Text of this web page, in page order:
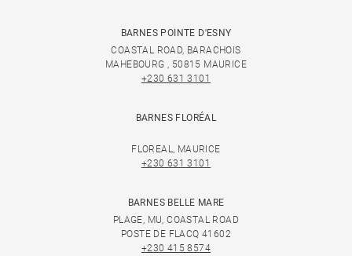
BARNES POINTE D'ESNY
COASTAL ROAD, BARACHOIS
MAHEBOURG , 50815 MAURICE
+230 631 3101
BARNES FLORÉAL
FLOREAL, MAURICE
+230 631 3101
BARNES BELLE MARE
PLAGE, MU, COASTAL ROAD
POSTE DE FLACQ 41602
+230 415 8574